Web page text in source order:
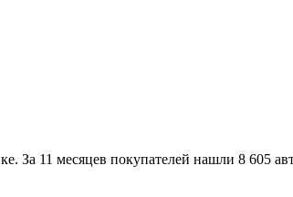
За 11 месяцев покупателей нашли 8 605